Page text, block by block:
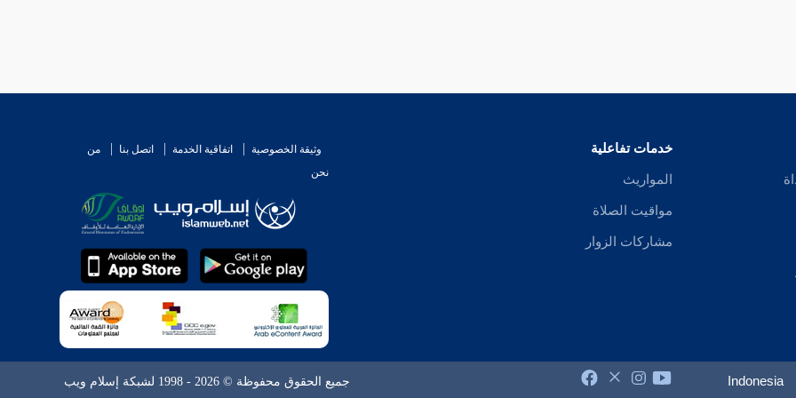
خدمات تفاعلية
المواريث
مواقيت الصلاة
مشاركات الزوار
وثيقة الخصوصية اتفاقية الخدمة اتصل بنا
من
نحن
Indonesia جميع الحقوق محفوظة © 2026 - 1998 لشبكة إسلام ويب